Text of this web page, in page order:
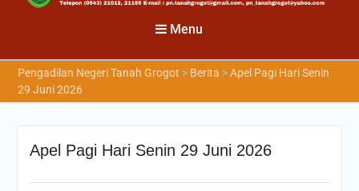
Tanah Grogot oleh BPJS
Kesehatan Cabang
Briefin Petugas PTSP Hari
Senin, 3 Agustus 2026
Menu
Pengadilan Negeri Tanah Grogot > Berita >Apel Pagi Hari Senin
29 Juni 2026
Apel Pagi Hari Senin 29 Juni 2026